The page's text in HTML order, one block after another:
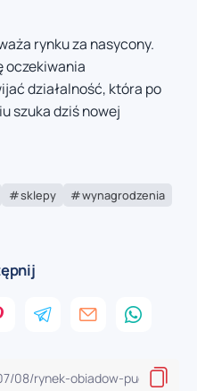
rynku za nasycony.
oczekiwania
działalność, która po
szuka dziś nowej
sklepy wynagrodzenia